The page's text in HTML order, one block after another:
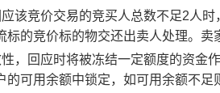
该竞价交易的竞买人总数不足2人
标的竞价标的物交还出卖人处理。
，回应时将被冻结一定额度的资金
的可用余额中锁定，如可用余额不足